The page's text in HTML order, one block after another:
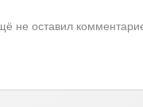
не оставил